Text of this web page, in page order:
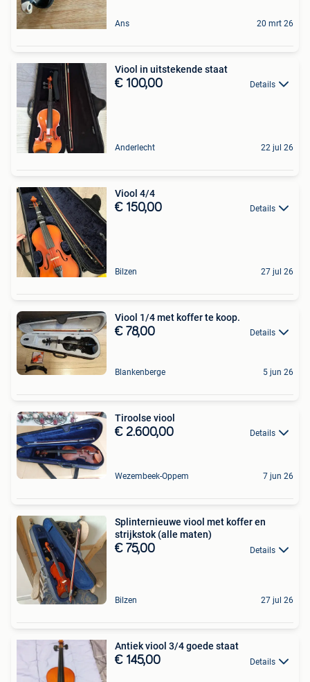
Ans 20 mrt 26
Viool in uitstekende staat
€ 100,00 Details
Anderlecht 22 jul 26
Viool 4/4
€ 150,00 Details
Bilzen 27 jul 26
Viool 1/4 met koffer te koop.
€ 78,00 Details
Blankenberge 5 jun 26
Tiroolse viool
€ 2.600,00 Details
Wezembeek-Oppem 7 jun 26
Splinternieuwe viool met koffer en
strijkstok (alle maten)
€ 75,00 Details
Bilzen 27 jul 26
Antiek viool 3/4 goede staat
€ 145,00 Details